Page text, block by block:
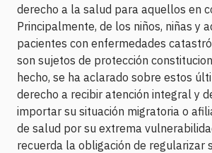
derecho a la salud para aquellos en
Principalmente, de los niños, niñas y
pacientes con enfermedades
son sujetos de protección
hecho, se ha aclarado sobre estos
derecho a recibir atención integral y
importar su situación migratoria o
de salud por su extrema
recuerda la obligación de regularizar